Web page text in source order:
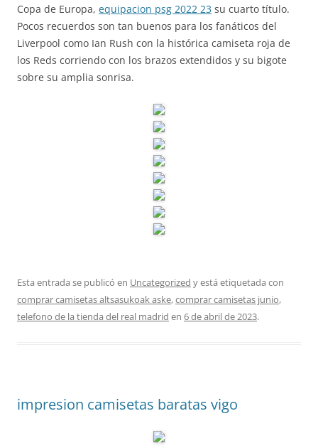
Copa de Europa, equipacion psg 2022 23 su cuarto título.
Pocos recuerdos son tan buenos para los fanáticos del
Liverpool como Ian Rush con la histórica camiseta roja de
los Reds corriendo con los brazos extendidos y su bigote
sobre su amplia sonrisa.
Esta entrada se publicó en Uncategorized y está etiquetada con
comprar camisetas altsasukoak aske,comprar camisetas junio,
telefono de la tienda del real madrid en 6 de abril de 2023.
impresion camisetas baratas vigo